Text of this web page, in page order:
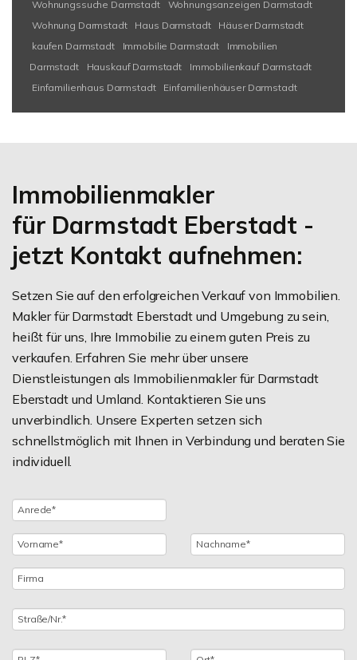
Wohnungssuche Darmstadt
Wohnungsanzeigen Darmstadt
Wohnung Darmstadt
Haus Darmstadt
Häuser Darmstadt
kaufen Darmstadt
Immobilie Darmstadt
Immobilien
Darmstadt
Hauskauf Darmstadt
Immobilienkauf Darmstadt
Einfamilienhaus Darmstadt
Einfamilienhäuser Darmstadt
Immobilienmakler
für Darmstadt Eberstadt -
jetzt Kontakt aufnehmen:
Setzen Sie auf den erfolgreichen Verkauf von Immobilien.
Makler für Darmstadt Eberstadt und Umgebung zu sein,
heißt für uns, Ihre Immobilie zu einem guten Preis zu
verkaufen. Erfahren Sie mehr über unsere
Dienstleistungen als Immobilienmakler für Darmstadt
Eberstadt und Umland. Kontaktieren Sie uns
unverbindlich. Unsere Experten setzen sich
schnellstmöglich mit Ihnen in Verbindung und beraten Sie
individuell.